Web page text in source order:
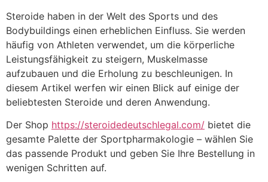
Steroide haben in der Welt des Sports und des
Bodybuildings einen erheblichen Einfluss. Sie werden
häufig von Athleten verwendet, um die körperliche
Leistungsfähigkeit zu steigern, Muskelmasse
aufzubauen und die Erholung zu beschleunigen. In
diesem Artikel werfen wir einen Blick auf einige der
beliebtesten Steroide und deren Anwendung.
Der Shop https://steroidedeutschlegal.com/ bietet die
gesamte Palette der Sportpharmakologie – wählen Sie
das passende Produkt und geben Sie Ihre Bestellung in
wenigen Schritten auf.